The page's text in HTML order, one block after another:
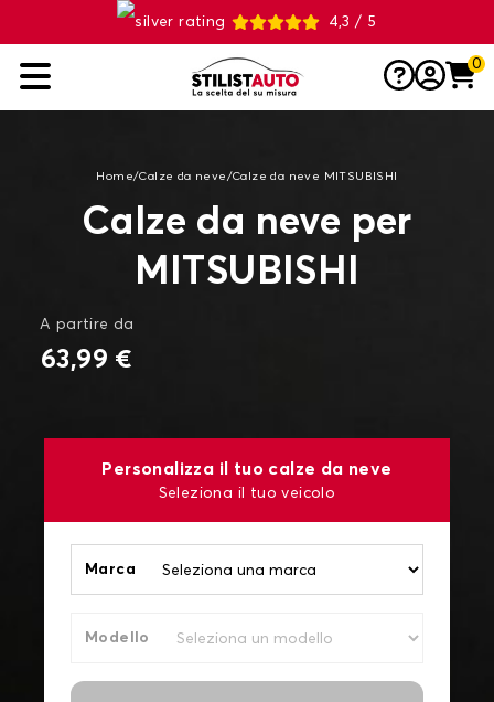
4,3 / 5
0
Home/Calze da neve /Calze da neve MITSUBISHI
Calze da neve per
MITSUBISHI
A partire da
63,99 €
Personalizza il tuo calze da neve
Seleziona il tuo veicolo
Marca
Modello